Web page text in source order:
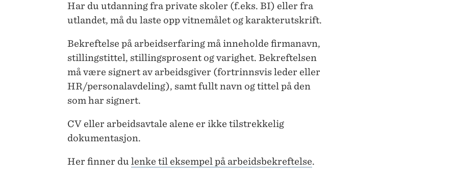
Har du utdanning fra private skoler (f.eks. BI) eller fra
utlandet, må du laste opp vitnemålet og karakterutskrift.
Bekreftelse på arbeidserfaring må inneholde firmanavn,
stillingstittel, stillingsprosent ogvarighet. Bekreftelsen
måvære signert av arbeidsgiver (fortrinnsvis leder eller
HR/personalavdeling), samt fullt navn og tittel på den
som har signert.
CV eller arbeidsavtale alene er ikke tilstrekkelig
dokumentasjon.
Her finner du lenke til eksempel på arbeidsbekreftelse.